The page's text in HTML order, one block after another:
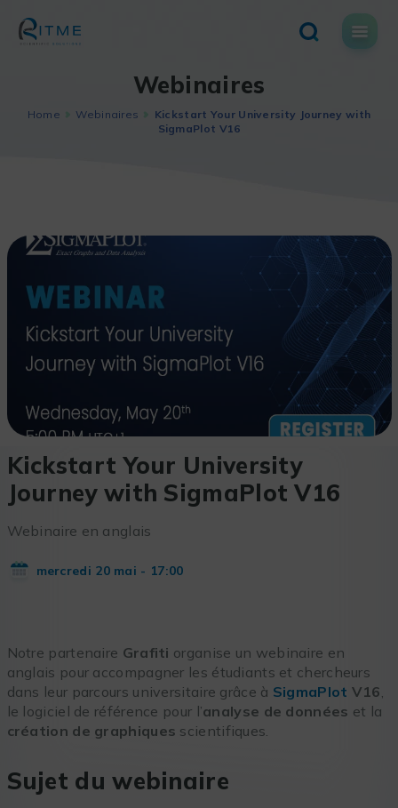
content
Webinaires
Home Webinaires
Kickstart Your University Journey with
SigmaPlot V16
Kickstart Your University
Journey with SigmaPlot V16
Webinaire en anglais
mercredi 20 mai - 17:00
Notre partenaire Grafiti organise un webinaire en
anglais pour accompagner les étudiants et chercheurs
dans leur parcours universitaire grâce à SigmaPlot V16,
le logiciel de référence pour l’analyse de données et la
création de graphiques scientifiques.
Sujet du webinaire